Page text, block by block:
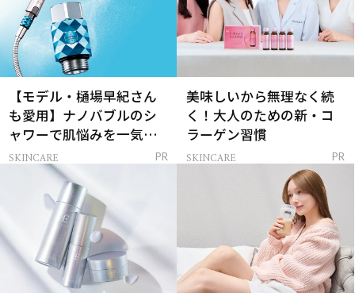
【モデル・樋場早紀さん
も愛用】ナノバブルのシ
ャワーで肌悩みを一気に
解決
SKINCARE PR
美味しいから無理なく続
く！大人のための新・コ
ラーゲン習慣
SKINCARE PR